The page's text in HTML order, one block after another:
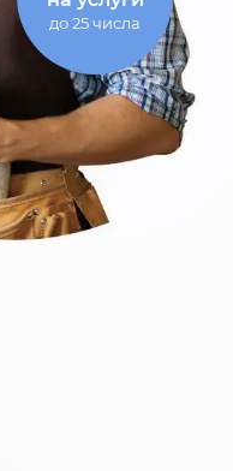
до 25 числа